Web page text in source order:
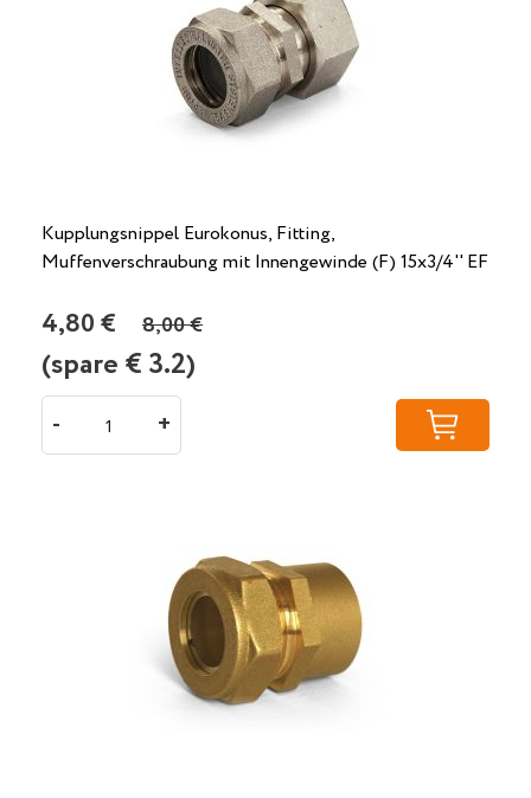
Kupplungsnippel Eurokonus, Fitting,
Muffenverschraubung mit Innengewinde (F) 15x3/4'' EF
4,80 € 8,00 €
(spare € 3.2)
- +